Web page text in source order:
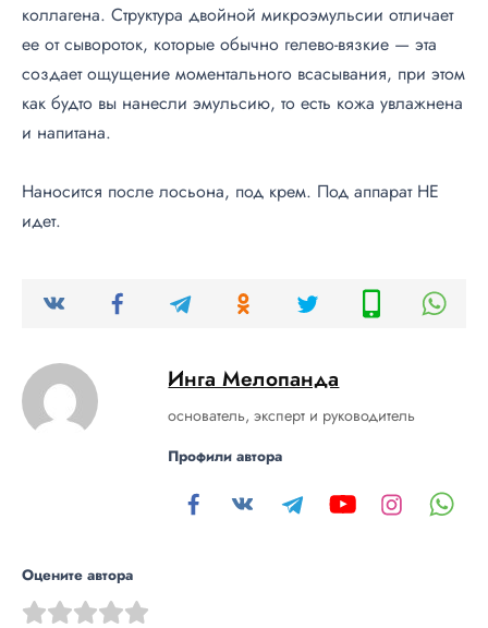
коллагена. Структура двойной микроэмульсии отличает
ее от сывороток, которые обычно гелево-вязкие — эта
создает ощущение моментального всасывания, при этом
как будто вы нанесли эмульсию, то есть кожа увлажнена
и напитана.
Наносится после лосьона, под крем. Под аппарат НЕ
идет.
Инга Мелопанда
основатель, эксперт и руководитель
Профили автора
Оцените автора